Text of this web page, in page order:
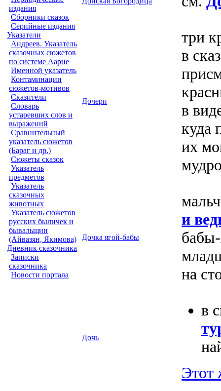
издания
Сборники сказок
Серийные издания
Указатели
Андреев. Указатель
сказочных сюжетов
по системе Аарне
Именной указатель
Контаминации
сюжетов-мотивов
Сказители
Словарь
устаревших слов и
выражений
Сравнительный
указатель сюжетов
(Бараг и др.)
Сюжеты сказок
Указатель
предметов
Указатель
сказочных
животных
Указатель сюжетов
русских быличек и
бывальщин
(Айвазян, Якимова)
Дневник сказочника
Записки
сказочника
Новости портала
Дочери
три
в
в
куда
их
Дочка ягой-бабы
и
на
Дочь
в
Этот